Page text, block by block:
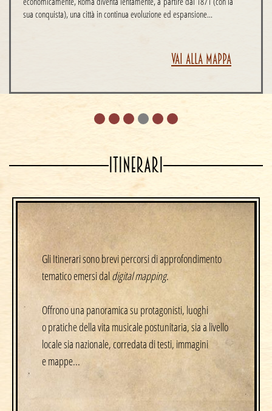
sua conquista), una città in continua evoluzione ed espansione...
VAI ALLA MAPPA
ITINERARI
Gli Itinerari sono brevi percorsi di approfondimento
tematico emersi daldigital mapping.
Offrono una panoramica su protagonisti, luoghi
o pratiche della vita musicale postunitaria, sia a livello
locale sia nazionale, corredata di testi, immagini
e mappe...